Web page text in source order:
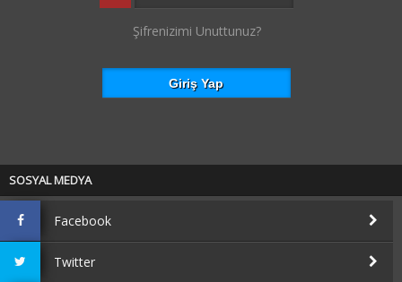
Şifrenizimi Unuttunuz?
SOSYAL MEDYA
Facebook
Twitter